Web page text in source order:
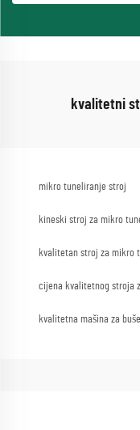
kvalitetni
mikro tuneliranje stroj
kineski stroj za mikro
kvalitetan stroj za mikro
cijena kvalitetnog stroja
kvalitetna mašina za